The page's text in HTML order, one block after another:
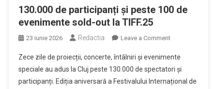
130.000 de participanți și peste 100 de
evenimente sold-out la TIFF.25
23 iunie 2026 Redactia Leave a Commenton
de
participanți
și
Zece zile de proiecții, concerte, întâlniri și evenimente
speciale au adus la Cluj peste 130.000 de spectatori și
participanți. Ediția aniversară a Festivalului Internațional de